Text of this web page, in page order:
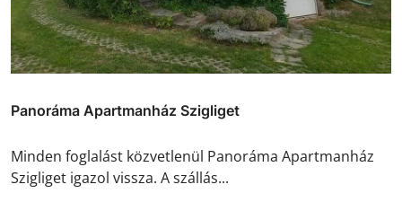
Panoráma Apartmanház Szigliget
Minden foglalást közvetlenül Panoráma Apartmanház
Szigliget igazol vissza. A szállás...